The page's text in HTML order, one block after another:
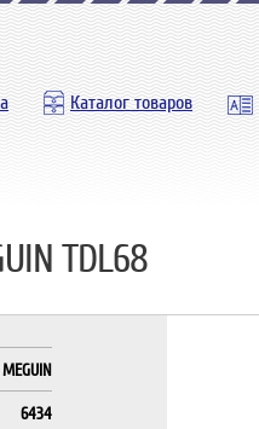
Каталог товаров
TDL68
MEGUIN
6434